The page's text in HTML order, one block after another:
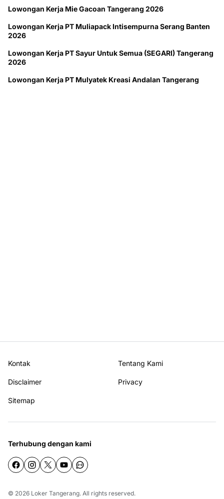
Lowongan Kerja Mie Gacoan Tangerang 2026
Lowongan Kerja PT Muliapack Intisempurna Serang Banten
2026
Lowongan Kerja PT Sayur Untuk Semua (SEGARI) Tangerang
2026
Lowongan Kerja PT Mulyatek Kreasi Andalan Tangerang
Kontak Tentang Kami
Disclaimer Privacy
Sitemap
Terhubung dengan kami
© 2026 Loker Tangerang. All rights reserved.